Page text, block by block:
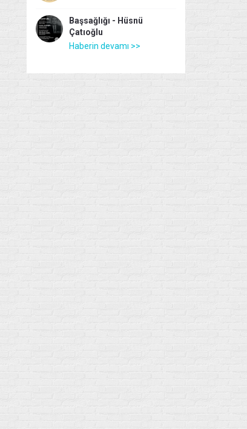
Başsağlığı - Hüsnü
Çatıoğlu
Haberin devamı >>